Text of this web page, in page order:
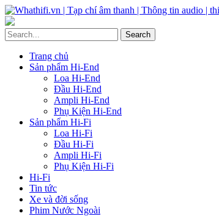
Trang chủ
Sản phẩm Hi-End
Loa Hi-End
Đầu Hi-End
Ampli Hi-End
Phụ Kiện Hi-End
Sản phẩm Hi-Fi
Loa Hi-Fi
Đầu Hi-Fi
Ampli Hi-Fi
Phụ Kiện Hi-Fi
Hi-Fi
Tin tức
Xe và đời sống
Phim Nước Ngoài